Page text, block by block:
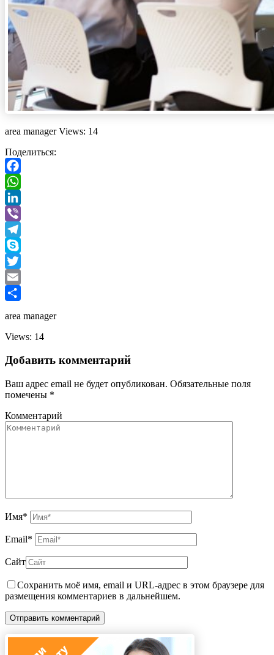
area manager Views: 14
Поделиться:
Facebook
WhatsApp
LinkedIn
Viber
Telegram
Skype
Twitter
Email
area manager
Views: 14
Добавить комментарий
Ваш адрес email не будет опубликован. Обязательные поля
помечены *
Комментарий
Имя*
Email*
Сайт
Сохранить моё имя, email и URL-адрес в этом браузере для
размещения комментариев в дальнейшем.